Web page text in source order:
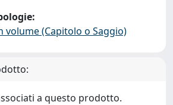
volume (Capitolo o Saggio)
a questo prodotto.